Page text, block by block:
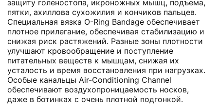
защиту голеностопа, икроножных мышц, подъема,
пятки, ахиллова сухожилия и кончиков пальцев.
Специальная вязка O-Ring Bandage обеспечивает
плотное прилегание, обеспечивая стабилизацию и
снижая риск растяжений. Разные зоны плотности
улучшают кровообращение и поступление
питательных веществ к мышцам, снижая их
усталость и время восстановления при нагрузках.
Особые канальцы Air-Conditioning Channel
обеспечивают воздухопроницаемость носков,
даже в ботинках с очень плотной подгонкой.